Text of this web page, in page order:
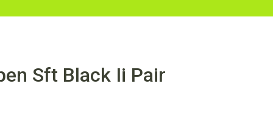
Sft Black Ii Pair